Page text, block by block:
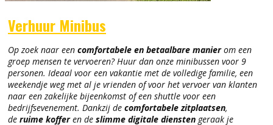
Verhuur Minibus
Op zoek naar een comfortabele en betaalbare manierom een
groep mensen te vervoeren? Huur dan onze minibussen voor 9
personen. Ideaal voor een vakantie met de volledige familie, een
weekendje weg met al je vrienden of voor het vervoer van klanten
naar een zakelijke bijeenkomst of een shuttle voor een
bedrijfsevenement. Dankzij de comfortabele zitplaatsen,
de ruime kofferen de slimme digitale diensten geraak je